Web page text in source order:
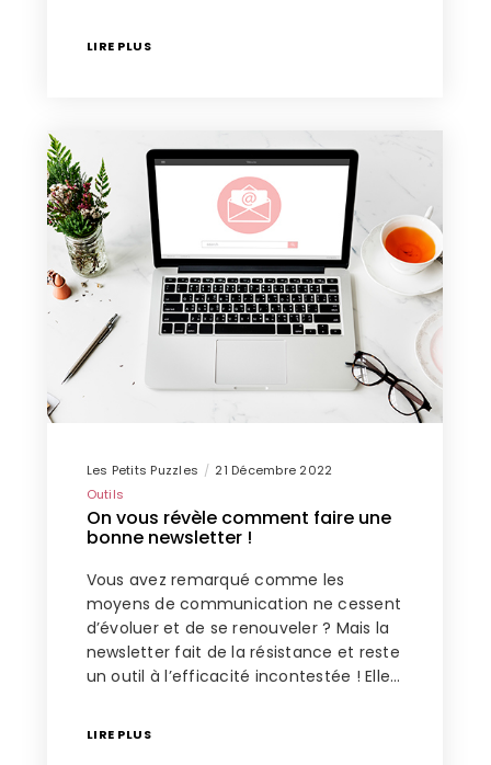
LIRE PLUS
Les Petits Puzzles
21 Décembre 2022
Outils
On vous révèle comment faire une
bonne newsletter !
Vous avez remarqué comme les
moyens de communication ne cessent
d’évoluer et de se renouveler ? Mais la
newsletter fait de la résistance et reste
un outil à l’efficacité incontestée ! Elle…
LIRE PLUS